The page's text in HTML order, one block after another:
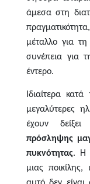
άμεσα στη
μέταλλο για
συνέπεια για
έντερο.
Ιδιαίτερα
μεγαλύτερες
έχουν δείξει
πρόσληψης
πυκνότητας. Η
μιας